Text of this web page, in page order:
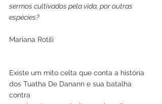
sermos cultivados pela vida, por outras
espécies?
Mariana Rotili
Existe um mito celta que conta a história
dos Tuatha De Danann e sua batalha
contra